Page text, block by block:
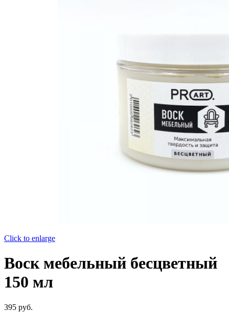
Click to enlarge
Воск мебельный бесцветный
150 мл
395 руб.